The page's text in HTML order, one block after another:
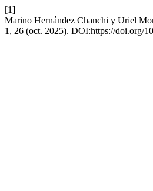
[1]
Marino Hernández Chanchi y Uriel
1, 26 (oct. 2025). DOI:https://doi.org/